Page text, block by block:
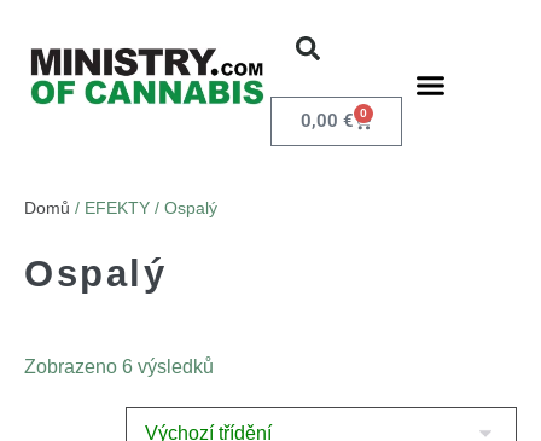
0,00 € 0
Domů / EFEKTY / Ospalý
Ospalý
Zobrazeno 6 výsledků